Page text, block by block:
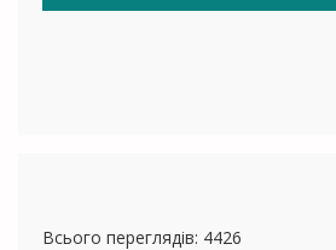
Всього переглядів: 4426